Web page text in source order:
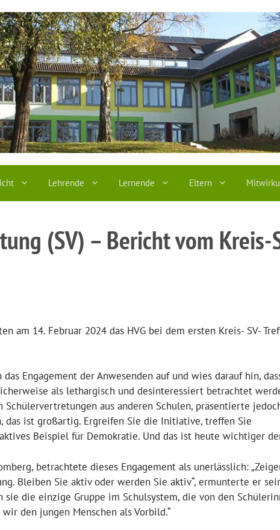
Lehrende Lernende Eltern
(SV) – Bericht vom Kreis-
am 14. Februar 2024 das HVG bei dem ersten Kreis- SV-
Engagement der Anwesenden auf und wies darauf hin,
als lethargisch und desinteressiert betrachtet
aus anderen Schulen, präsentierte
das ist großartig. Ergreifen Sie die Initiative, treffen Sie
Beispiel für Demokratie. Und das ist heute wichtiger
betrachtete dieses Engagement als unerlässlich:
Bleiben Sie aktiv oder werden Sie aktiv“, ermunterte er
die einzige Gruppe im Schulsystem, die von den
den jungen Menschen als Vorbild.“